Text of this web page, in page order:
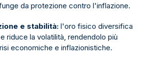
da protezione contro l'inflazione.
e stabilità: l'oro fisico diversifica
riduce la volatilità, rendendolo più
economiche e inflazionistiche.